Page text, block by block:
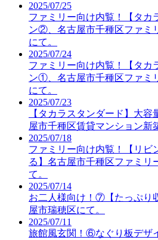
2025/07/25
ファミリー向け内覧！【タカ
ン②、名古屋市千種区ファミ
にて。
2025/07/24
ファミリー向け内覧！【タカ
ン①、名古屋市千種区ファミ
にて。
2025/07/23
【タカラスタンダード】大
屋市千種区賃貸マンション新
2025/07/18
ファミリー向け内覧！【リビ
る】名古屋市千種区ファミリ
て。
2025/07/14
お二人様向け！⑦【たっぷり
屋市瑞穂区にて。
2025/07/11
旅館風玄関！⑥なぐり板デザ